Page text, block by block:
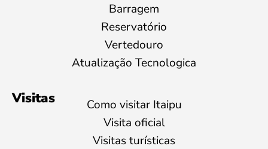
Barragem
Reservatório
Vertedouro
Atualização Tecnologica
Visitas
Como visitar Itaipu
Visita oficial
Visitas turísticas